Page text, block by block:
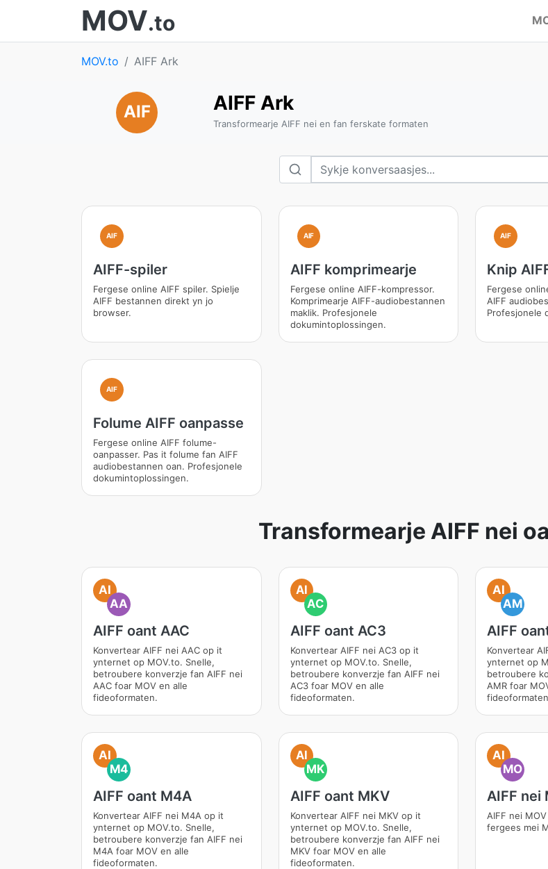
MOV.to
MOV.to AIFF Ark
AIF AIFF Ark
Transformearje AIFF nei en fan ferskate formaten
AIF
AIFF-spiler
Fergese online AIFF spiler. Spielje
AIFF bestannen direkt yn jo
browser.
AIF
AIFF komprimearje
Fergese online AIFF-kompressor.
Komprimearje AIFF-audiobestannen
maklik. Profesjonele
dokumintoplossingen.
AIF
Knip
Fergese
AIFF
Profesjonele
AIF
Folume AIFF oanpasse
Fergese online AIFF folume-
oanpasser. Pas it folume fan AIFF
audiobestannen oan. Profesjonele
dokumintoplossingen.
Transformearje AIFF nei
AI
AA
AIFF oant AAC
Konvertear AIFF nei AAC op it
ynternet op MOV.to. Snelle,
betroubere konverzje fan AIFF nei
AAC foar MOV en alle
fideoformaten.
AI
AC
AIFF oant AC3
Konvertear AIFF nei AC3 op it
ynternet op MOV.to. Snelle,
betroubere konverzje fan AIFF nei
AC3 foar MOV en alle
fideoformaten.
AI
AM
AIFF
Konvertear
ynternet op
betroubere
AMR foar
AI
M4
AIFF oant M4A
Konvertear AIFF nei M4A op it
ynternet op MOV.to. Snelle,
betroubere konverzje fan AIFF nei
M4A foar MOV en alle
fideoformaten.
AI
MK
AIFF oant MKV
Konvertear AIFF nei MKV op it
ynternet op MOV.to. Snelle,
betroubere konverzje fan AIFF nei
MKV foar MOV en alle
fideoformaten.
AI
MO
AIFF nei
AIFF nei
fergees mei